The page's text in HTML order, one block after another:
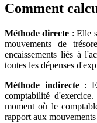
Comment
Méthode directe : Elle
mouvements de
encaissements liés à
toutes les dépenses
Méthode indirecte :
comptabilité
moment où le
rapport aux